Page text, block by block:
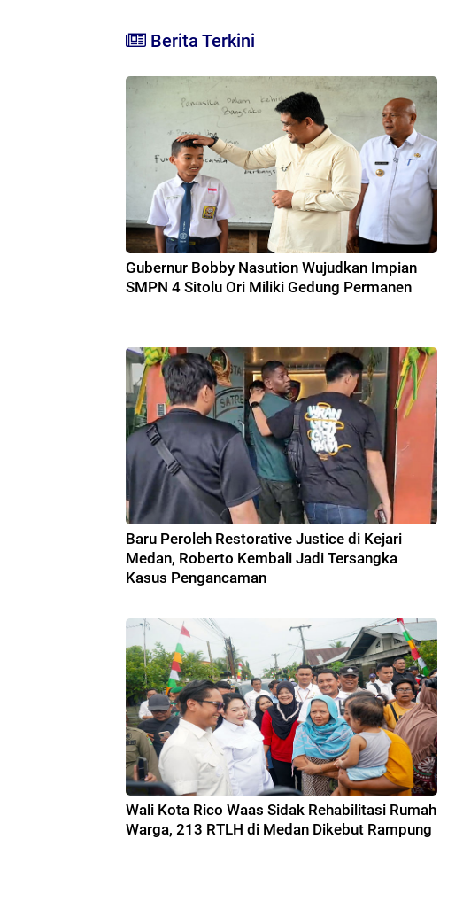
Berita Terkini
Gubernur Bobby Nasution Wujudkan Impian
SMPN 4 Sitolu Ori Miliki Gedung Permanen
Baru Peroleh Restorative Justice di Kejari
Medan, Roberto Kembali Jadi Tersangka
Kasus Pengancaman
Wali Kota Rico Waas Sidak Rehabilitasi Rumah
Warga, 213 RTLH di Medan Dikebut Rampung